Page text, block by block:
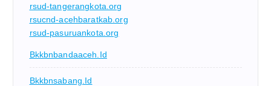
rsud-tangerangkota.org
rsucnd-acehbaratkab.org
rsud-pasuruankota.org
Bkkbnbandaaceh.id
Bkkbnsabang.id